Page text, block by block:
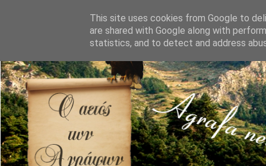
This site uses cookies from Google to
are shared with Google along with
statistics, and to detect and address